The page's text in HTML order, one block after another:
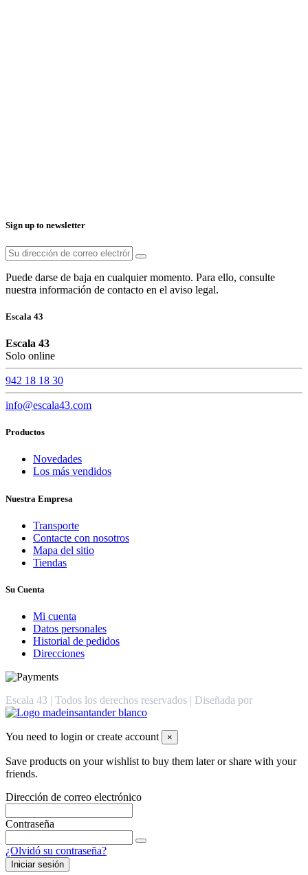
Sign up to newsletter
Puede darse de baja en cualquier momento. Para ello, consulte
nuestra información de contacto en el aviso legal.
Escala 43
Escala 43
Solo online
942 18 18 30
info@escala43.com
Productos
Novedades
Los más vendidos
Nuestra Empresa
Transporte
Contacte con nosotros
Mapa del sitio
Tiendas
Su Cuenta
Mi cuenta
Datos personales
Historial de pedidos
Direcciones
Escala 43 | Todos los derechos reservados | Diseñada por
You need to login or create account ×
Save products on your wishlist to buy them later or share with your
friends.
Dirección de correo electrónico
Contraseña
¿Olvidó su contraseña?
Iniciar sesión